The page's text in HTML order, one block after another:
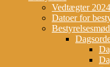
Vedtægter 2024
Datoer for